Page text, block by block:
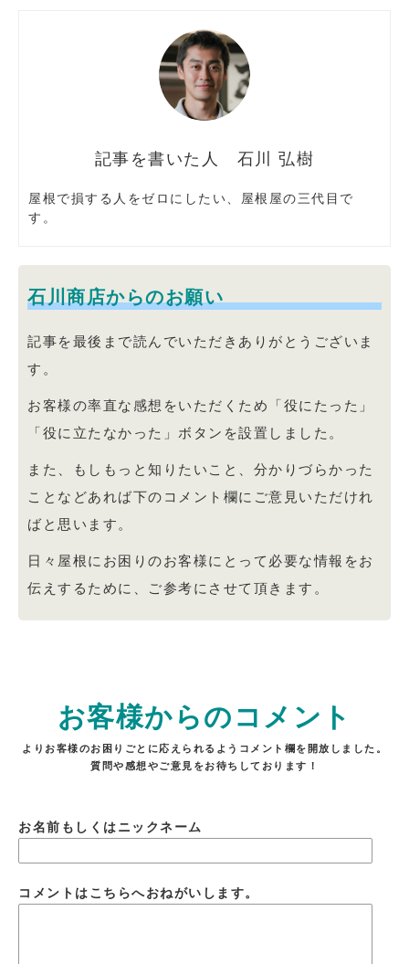
石川 弘樹
屋根で損する人をゼロにしたい、屋根屋の三代目で
す。
石川商店からのお願い
記事を最後まで読んでいただきありがとうございま
す。
お客様の率直な感想をいただくため「役にたった」
「役に立たなかった」ボタンを設置しました。
また、もしもっと知りたいこと、分かりづらかった
ことなどあれば下のコメント欄にご意見いただけれ
ばと思います。
日々屋根にお困りのお客様にとって必要な情報をお
伝えするために、ご参考にさせて頂きます。
お客様からのコメント
よりお客様のお困りごとに応えられるようコメント欄を開放しました。
質問や感想やご意見をお待ちしております！
お名前もしくはニックネーム
コメントはこちらへおねがいします。